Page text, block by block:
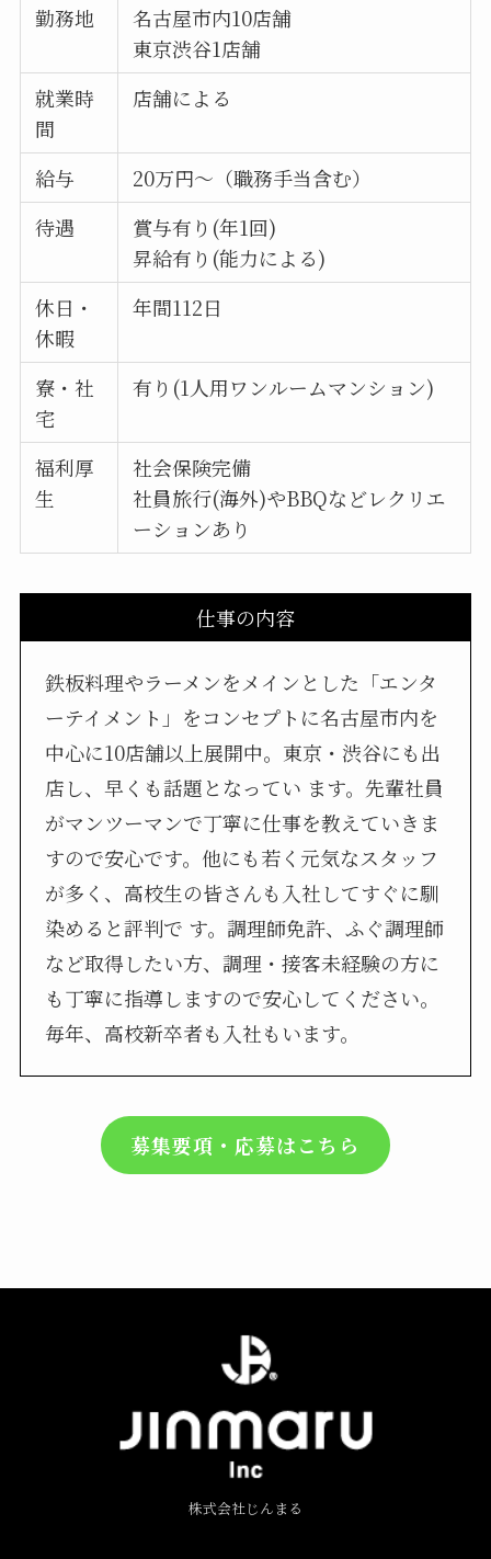
勤務地
名古屋市内10店舗
東京渋谷1店舗
就業時
間
店舗による
給与
20万円〜（職務手当含む）
待遇
賞与有り(年1回)
昇給有り(能力による)
休日・
休暇
年間112日
寮・社
宅
有り(1人用ワンルームマンション)
福利厚
生
社会保険完備
社員旅行(海外)やBBQなどレクリエ
ーションあり
仕事の内容
鉄板料理やラーメンをメインとした「エンタ
ーテイメント」をコンセプトに名古屋市内を
中心に10店舗以上展開中。東京・渋谷にも出
店し、早くも話題となってい ます。先輩社員
がマンツーマンで丁寧に仕事を教えていきま
すので安心です。他にも若く元気なスタッフ
が多く、高校生の皆さんも入社してすぐに馴
染めると評判で す。調理師免許、ふぐ調理師
など取得したい方、調理・接客未経験の方に
も丁寧に指導しますので安心してください。
毎年、高校新卒者も入社もいます。
募集要項・応募はこちら
株式会社じんまる